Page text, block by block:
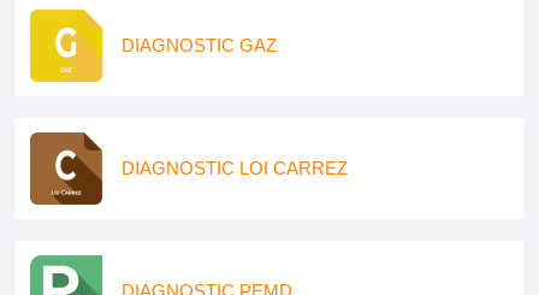
DIAGNOSTIC GAZ
DIAGNOSTIC LOI CARREZ
DIAGNOSTIC PEMD